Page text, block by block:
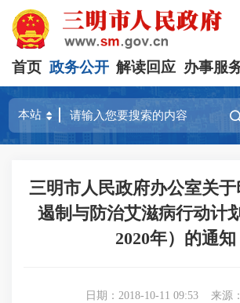
首页 政务公开 解读回应 办事服
三明市人民政府办公室关
遏制与防治艾滋病行动计
2020年）的通知
日期：2018-10-11 09:53 来源